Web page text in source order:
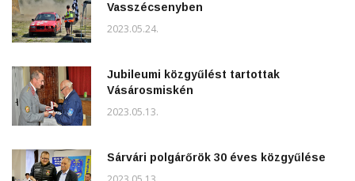
Vasszécsenyben
2023.05.24.
Jubileumi közgyűlést tartottak
Vásárosmiskén
2023.05.13.
Sárvári polgárőrök 30 éves közgyűlése